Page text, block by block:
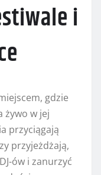
i
gdzie
żywo w jej
przyciągają
przyjeżdżają,
ów i zanurzyć